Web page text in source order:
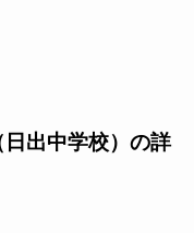
出中学校）の詳